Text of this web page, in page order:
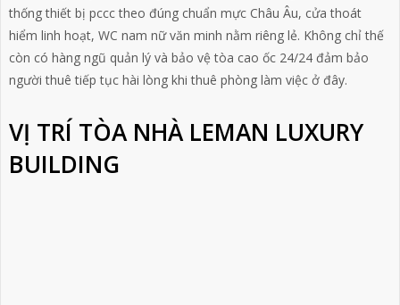
thống thiết bị pccc theo đúng chuẩn mực Châu Âu, cửa thoát
hiểm linh hoạt, WC nam nữ văn minh nằm riêng lẻ. Không chỉ thế
còn có hàng ngũ quản lý và bảo vệ tòa cao ốc 24/24 đảm bảo
người thuê tiếp tục hài lòng khi thuê phòng làm việc ở đây.
VỊ TRÍ TÒA NHÀ LEMAN LUXURY
BUILDING